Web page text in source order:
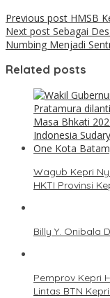
Previous post HMSB
Next post Sebagai
Numbing Menjadi
Related posts
Wagub Kepri
HKTI Provinsi
Billy Y. Onibala
Pemprov Kepri
Lintas BTN